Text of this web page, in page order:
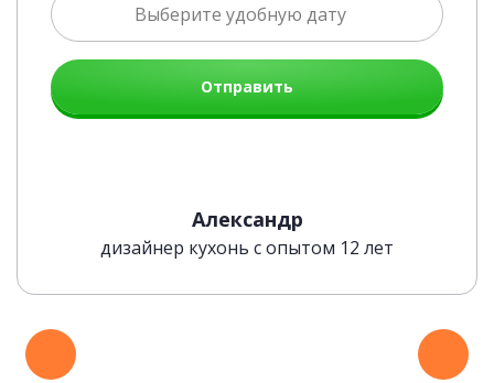
Отправить
Александр
дизайнер кухонь с опытом 12 лет